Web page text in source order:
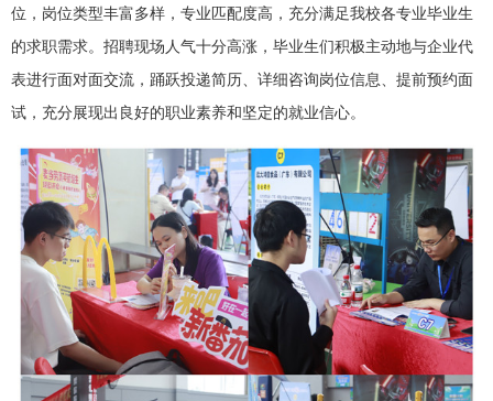
位，岗位类型丰富多样，专业匹配度高，充分满足我校各专业毕业生
的求职需求。招聘现场人气十分高涨，毕业生们积极主动地与企业代
表进行面对面交流，踊跃投递简历、详细咨询岗位信息、提前预约面
试，充分展现出良好的职业素养和坚定的就业信心。